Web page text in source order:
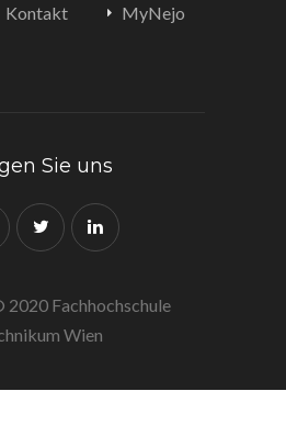
Kontakt
MyNejo
Sie uns
Fachhochschule
Wien